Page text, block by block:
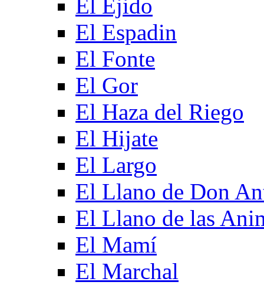
El Ejido
El Espadin
El Fonte
El Gor
El Haza del Riego
El Hijate
El Largo
El Llano de Don
El Llano de las
El Mamí
El Marchal